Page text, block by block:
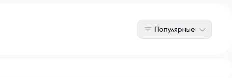
Популярные